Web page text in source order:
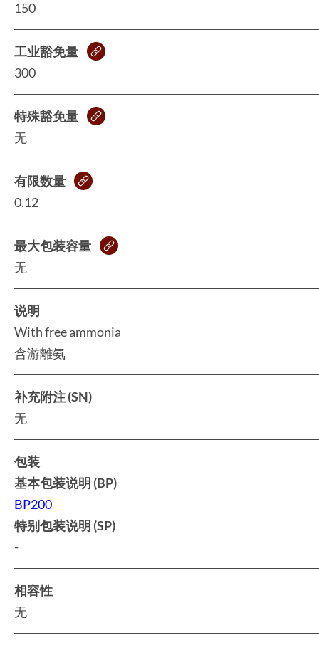
150
工业豁免量
300
特殊豁免量
无
有限数量
0.12
最大包装容量
无
说明
With free ammonia
含游離氨
补充附注 (SN)
无
包装
基本包装说明 (BP)
BP200
特别包装说明 (SP)
-
相容性
无